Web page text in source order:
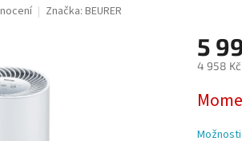
Značka: BEURER
5
4 958
cena: